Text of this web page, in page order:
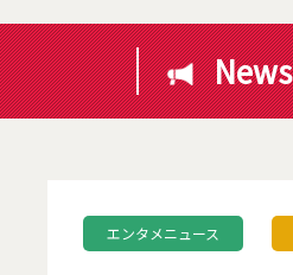
News
エンタメニュース